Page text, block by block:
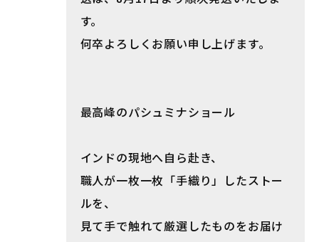
す。
何卒よろしくお願い申し上げます。
最高峰のパシュミナショール
インドの現地へ自ら赴き、
職人が一枚一枚「手織り」したストー
ルを、
見て手で触れて厳選したものをお届け